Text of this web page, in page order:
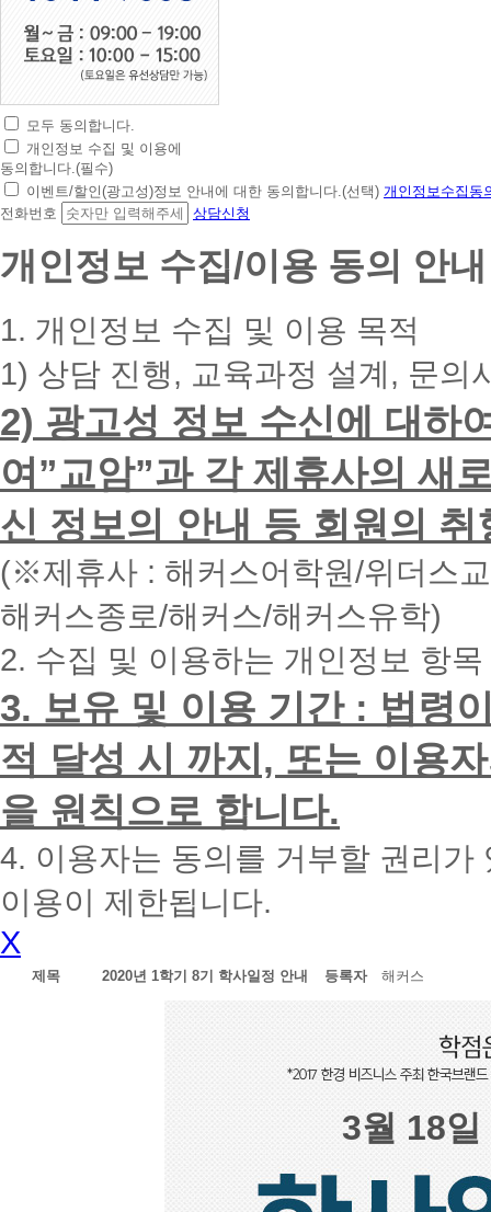
초
간
편
상
담
청
대
폰
입
력
시
면
빠
른
간
내
에
화
드
리
겠
습
니
다.
모두 동의합니다.
개인정보 수집 및 이용에
동의합니다.(필수)
이벤트/할인(광고성)정보 안내에 대한 동의합니다.(선택) 개인정보수집동
전화번호
상담신청
개인정보 수집/이용 동의 안내
1. 개인정보 수집 및 이용 목적
1) 상담 진행, 교육과정 설계, 문의
2) 광고성 정보 수신에 대하
여”교암”과 각 제휴사의 새
신 정보의 안내 등 회원의
(※제휴사 : 해커스어학원/위더스
해커스종로/해커스/해커스유학)
2. 수집 및 이용하는 개인정보 항
3. 보유 및 이용 기간 : 법령
적 달성 시 까지, 또는 이용
을 원칙으로 합니다.
4. 이용자는 동의를 거부할 권리
이용이 제한됩니다.
X
제목 2020년 1학기 8기 학사일정 안내 등록자 해커스